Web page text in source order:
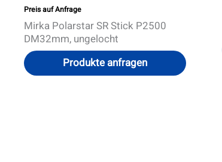
Preis auf Anfrage
Mirka Polarstar SR Stick P2500
DM32mm, ungelocht
Produkte anfragen